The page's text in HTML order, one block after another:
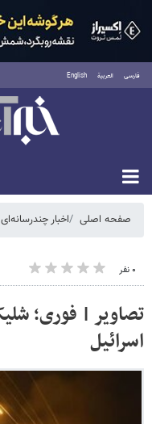
فارسی العربية English
شنبه ۱۷ مرداد ۱۴۰۵
صفحه اصلی اخبار چندرسانه‌ای
۰ نفر
اسرائیل